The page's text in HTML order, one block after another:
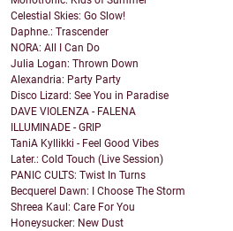
Celestial Skies: Go Slow!
Daphne.: Trascender
NORA: All I Can Do
Julia Logan: Thrown Down
Alexandria: Party Party
Disco Lizard: See You in Paradise
DAVE VIOLENZA - FALENA
ILLUMINADE - GRIP
TaniA Kyllikki - Feel Good Vibes
Later.: Cold Touch (Live Session)
PANIC CULTS: Twist In Turns
Becquerel Dawn: I Choose The Storm
Shreea Kaul: Care For You
Honeysucker: New Dust